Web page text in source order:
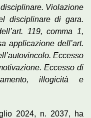
Violazione
disciplinare di gara.
119, comma 1,
applicazione dell’art.
Eccesso
Eccesso di
illogicità e
2024, n. 2037, ha